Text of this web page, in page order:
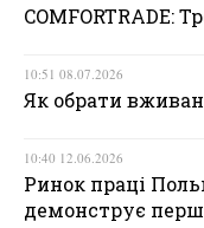
COMFORTRADE:
10:51 08.07.2026
Як обрати
10:40 12.06.2026
Ринок праці
демонструє